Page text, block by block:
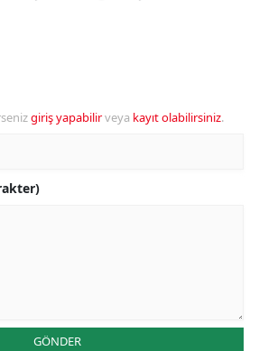
giriş yapabilirveya kayıt olabilirsiniz.
GÖNDER